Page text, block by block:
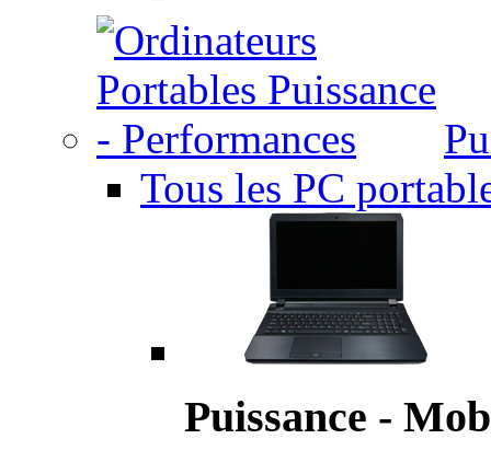
Tous les PC
Puissance -